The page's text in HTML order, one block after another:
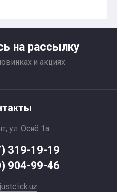
на рассылку
и акциях
ул. Осиё 1a
319-19-19
904-99-46